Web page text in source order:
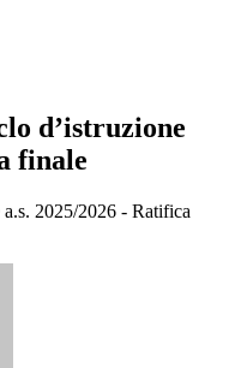
d’istruzione
finale
2025/2026 - Ratifica